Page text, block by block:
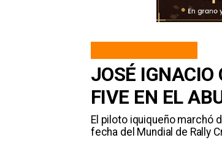
JOSÉ
FIVE EN EL
El piloto iquiqueño marchó
fecha del Mundial de Rally